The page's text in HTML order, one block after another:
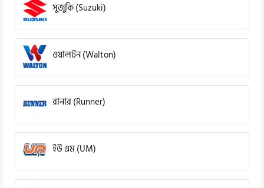
সুজুকি (Suzuki)
ওয়ালটন (Walton)
রানার (Runner)
ইউ এম (UM)